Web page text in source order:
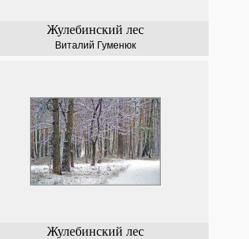
Жулебинский лес
Виталий Гуменюк
Жулебинский лес